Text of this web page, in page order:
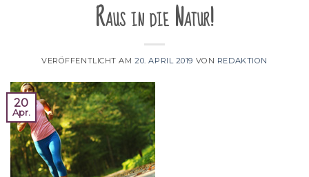
Raus in die Natur!
VERÖFFENTLICHT AM20. APRIL 2019 VON REDAKTION
20
Apr.